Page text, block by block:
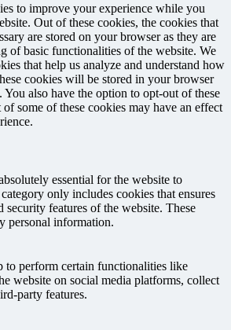
to improve your experience while you
Out of these cookies, the cookies that
are stored on your browser as they are
of basic functionalities of the website. We
that help us analyze and understand how
cookies will be stored in your browser
also have the option to opt-out of these
some of these cookies may have an effect
essential for the website to
only includes cookies that ensures
security features of the website. These
personal information.
to perform certain functionalities like
website on social media platforms, collect
party features.